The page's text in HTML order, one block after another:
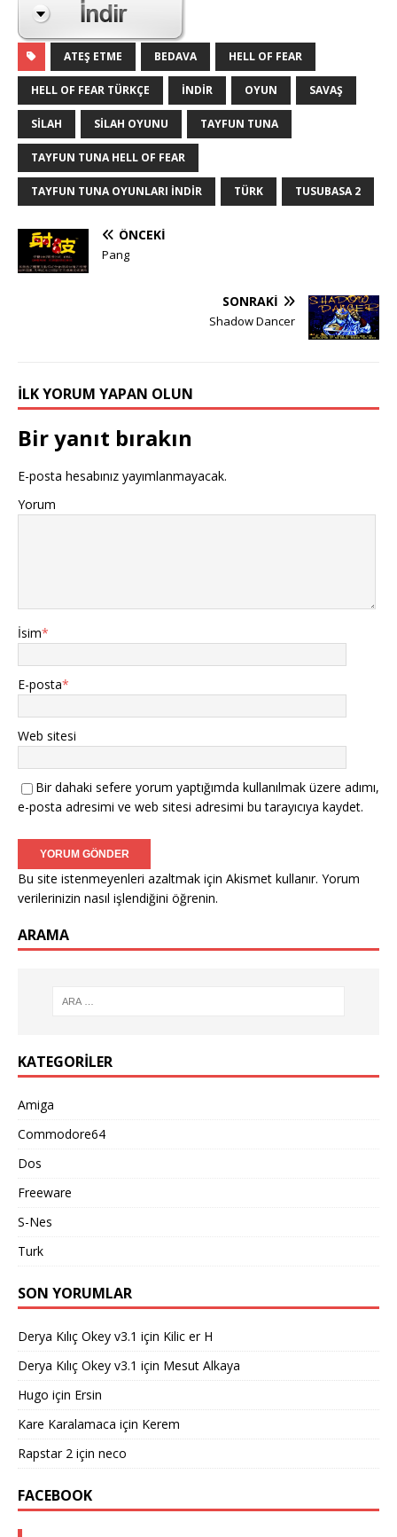
ATEŞ ETME BEDAVA HELL OF FEAR
HELL OF FEAR TÜRKÇE INDIR OYUN SAVAŞ
SILAH SILAH OYUNU TAYFUN TUNA
TAYFUN TUNA HELL OF FEAR
TAYFUN TUNA OYUNLARI INDIR TÜRK TUSUBASA 2
ÖNCEKI
Pang
SONRAKI
Shadow Dancer
İLK YORUM YAPAN OLUN
Bir yanıt bırakın
E-posta hesabınız yayımlanmayacak.
Yorum
İsim*
E-posta*
Web sitesi
Bir dahaki sefere yorum yaptığımda kullanılmak üzere adımı,
e-posta adresimi ve web sitesi adresimi bu tarayıcıya kaydet.
Bu site istenmeyenleri azaltmak için Akismet kullanır. Yorum
verilerinizin nasıl işlendiğini öğrenin.
ARAMA
KATEGORILER
Amiga
Commodore64
Dos
Freeware
S-Nes
Turk
SON YORUMLAR
Derya Kılıç Okey v3.1 için Kilic er H
Derya Kılıç Okey v3.1 için Mesut Alkaya
Hugo için Ersin
Kare Karalamaca için Kerem
Rapstar 2 için neco
FACEBOOK